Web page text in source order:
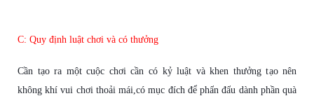
C: Quy định luật chơi và có thưởng
Cần tạo ra một cuộc chơi cần có kỷluật và khen thưởng tạo nên
không khí vui chơi thoải mái,có mục đích đểphấnđấu dành phần quà